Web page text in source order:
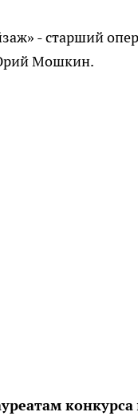
- старший
Мошкин.
конкурса